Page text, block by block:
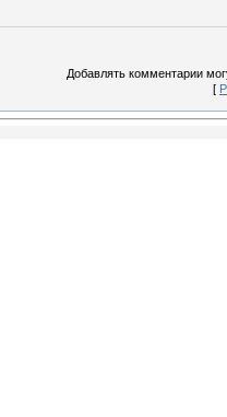
Добавлять комментарии
[